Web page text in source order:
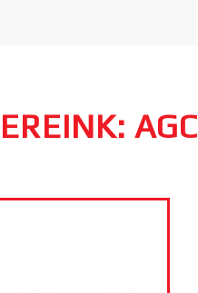
AGC